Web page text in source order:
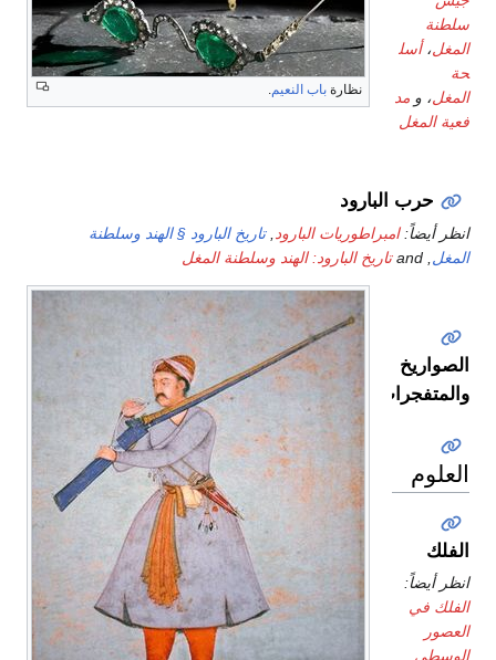
نظارة باب النعيم.
امبراطوريات البارود,تاريخ البارود § الهند وسلطنة
تاريخ البارود: الهند وسلطنة المغل